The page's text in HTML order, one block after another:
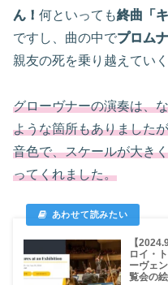
ん！ 何といっても終曲「
ですし、曲の中でプロム
親友の死を乗り越えてい
グローヴナーの演奏は、
ような箇所もありました
音色で、スケールが大き
ってくれました。
【
ロイ・
ーヴェ
覧会の